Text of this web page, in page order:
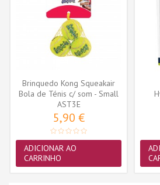
Brinquedo Kong Squeakair
Bola de Ténis c/ som - Small
-...
AST3E
5,90 €
ADICIONAR AO
CARRINHO